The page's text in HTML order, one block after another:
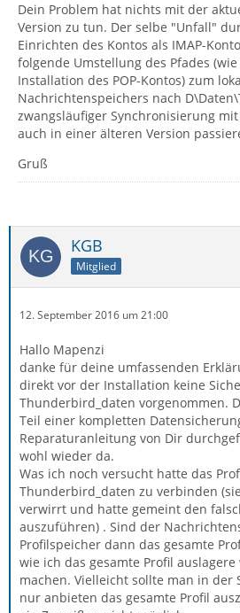
Dein Problem hat nichts mit der
Version zu tun. Der selbe "Unfall"
Einrichten des Kontos als IMAP-
folgende Umstellung des Pfades
Installation des POP-Kontos) zum
Nachrichtenspeichers nach
zwangsläufiger Synchronisierung
auch in einer älteren Version
Gruß
KGB
Mitglied
12. September 2016 um 21:00
Hallo Mapenzi
danke für deine umfassenden
direkt vor der Installation keine
Thunderbird_daten vorgenommen.
Teil einer kompletten
Reparaturanleitung von Dir
wohl wieder da.
Was ich noch versucht hatte das
Thunderbird_daten zu verbinden
verwirrt und hatte gemeint den
auszuführen) . Sind der
Profilspeicher dann das gesamte
wie ich das gesamte Profil
machen. Vielleicht sollte man in der
nur anbieten das gesamte Profil